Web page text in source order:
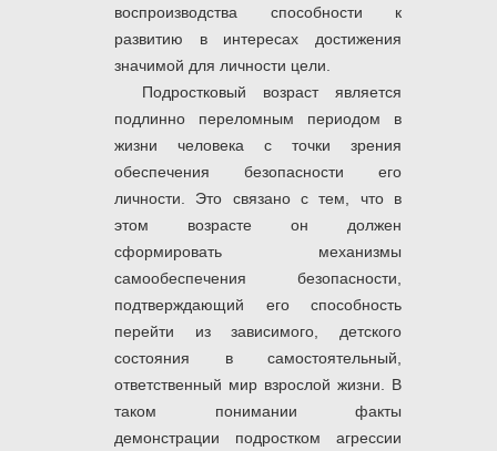
воспроизводства способности к
развитию в интересах достижения
значимой для личности цели.
Подростковый возраст является
подлинно переломным периодом в
жизни человека с точки зрения
обеспечения безопасности его
личности. Это связано с тем, что в
этом возрасте он должен
сформировать механизмы
самообеспечения безопасности,
подтверждающий его способность
перейти из зависимого, детского
состояния в самостоятельный,
ответственный мир взрослой жизни. В
таком понимании факты
демонстрации подростком агрессии